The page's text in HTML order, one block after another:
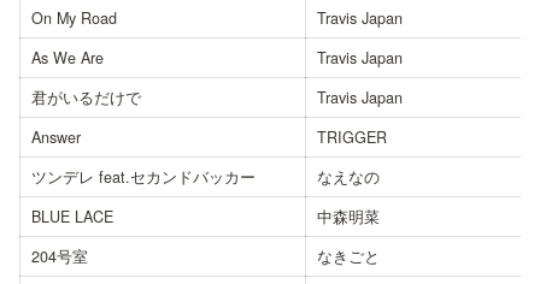
On My Road
Travis Japan
As We Are
Travis Japan
君がいるだけで
Travis Japan
Answer
TRIGGER
ツンデレ feat.セカンドバッカー
なえなの
BLUE LACE
中森明菜
204号室
なきごと